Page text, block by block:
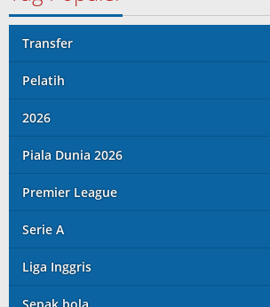
Transfer
Pelatih
2026
Piala Dunia 2026
Premier League
Serie A
Liga Inggris